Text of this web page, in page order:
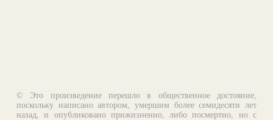
© Это произведение перешло в общественное достояние,
поскольку написано автором, умершим более семидесяти лет
назад, и опубликовано прижизненно, либо посмертно, но с